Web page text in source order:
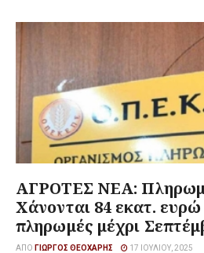
ΑΓΡΟΤΕΣ ΝΕΑ:
Χάνονται 84 εκατ. ευρώ
πληρωμές μέχρι
ΑΠΌ ΓΙΏΡΓΟΣ ΘΕΟΧΆΡΗΣ 17 ΙΟΥΛΊΟΥ, 2025